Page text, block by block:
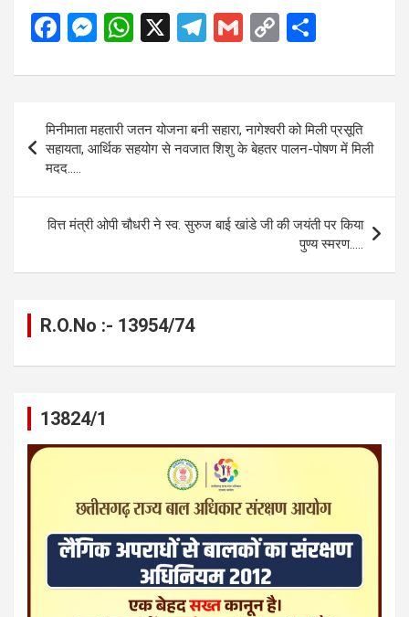
F
ce
b
o
o
k
M
se
g
W
at
A
p
X
T
e
gr
a
G
ail
C
py
Li
n
ar
e
Post
navigation
मिनीमाता महतारी जतन योजना बनी सहारा, नागेश्वरी को मिली प्रसूति
सहायता, आर्थिक सहयोग से नवजात शिशु के बेहतर पालन-पोषण में मिली
मदद…..
वित्त मंत्री ओपी चौधरी ने स्व. सुरुज बाई खांडे जी की जयंती पर किया
पुण्य स्मरण…..
R.O.No :- 13954/74
13824/1